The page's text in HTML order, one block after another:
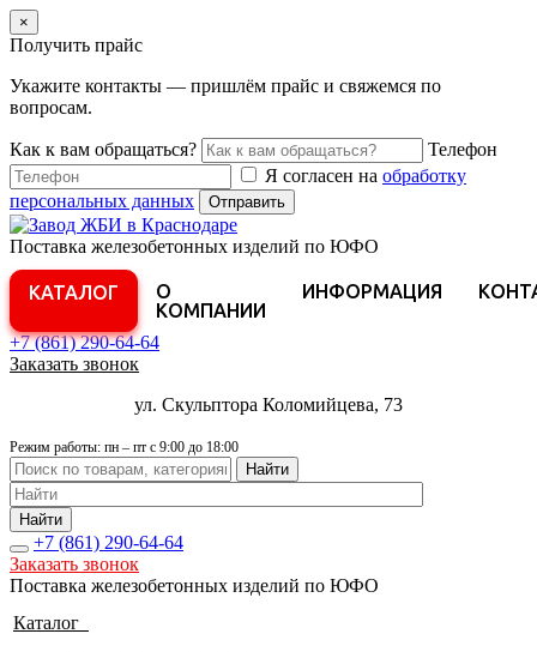
×
Получить прайс
Укажите контакты — пришлём прайс и свяжемся по
вопросам.
Как к вам обращаться?
Телефон
Я согласен на обработку
персональных данных
Отправить
Поставка железобетонных изделий по ЮФО
КАТАЛОГ
О
КОМПАНИИ
ИНФОРМАЦИЯ
+7 (861)290-64-64
Заказать звонок
ул. Скульптора Коломийцева, 73
Режим работы: пн – пт с 9:00 до 18:00
Найти
Найти
+7 (861) 290-64-64
Заказать звонок
Поставка железобетонных изделий по ЮФО
Каталог